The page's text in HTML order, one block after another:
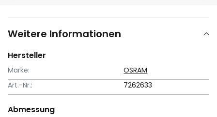
Weitere Informationen
Hersteller
Marke:
OSRAM
Art.-Nr.:
7262633
Abmessung